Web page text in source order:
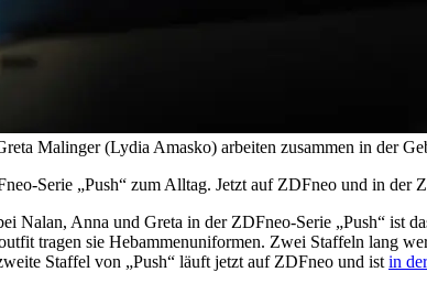
Malinger (Lydia Amasko) arbeiten zusammen in der
Serie „Push“ zum Alltag. Jetzt auf ZDFneo und in der
Nalan, Anna und Greta in der ZDFneo-Serie „Push“ ist
tragen sie Hebammenuniformen. Zwei Staffeln lang
Staffel von „Push“ läuft jetzt auf ZDFneo und ist in